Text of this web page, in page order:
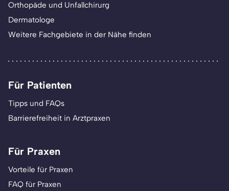
Orthopäde und Unfallchirurg
Dermatologe
Weitere Fachgebiete in der Nähe finden
Für Patienten
Tipps und FAQs
Barrierefreiheit in Arztpraxen
Für Praxen
Vorteile für Praxen
FAQ für Praxen